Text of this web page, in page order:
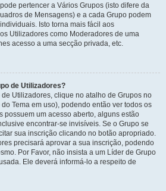
pertencer a Vários Grupos (isto difere da
de Mensagens) e a cada Grupo podem
Isto torna mais fácil aos
Utilizadores como Moderadores de uma
acesso a uma secção privada, etc.
de Utilizadores?
Utilizadores, clique no atalho de Grupos no
Tema em uso), podendo então ver todos os
possuem um acesso aberto, alguns estão
encontrar-se invisíveis. Se o Grupo se
sua inscrição clicando no botão apropriado.
precisará aprovar a sua inscrição, podendo
Por Favor, não insista a um Líder de Grupo
Ele deverá informá-lo a respeito de